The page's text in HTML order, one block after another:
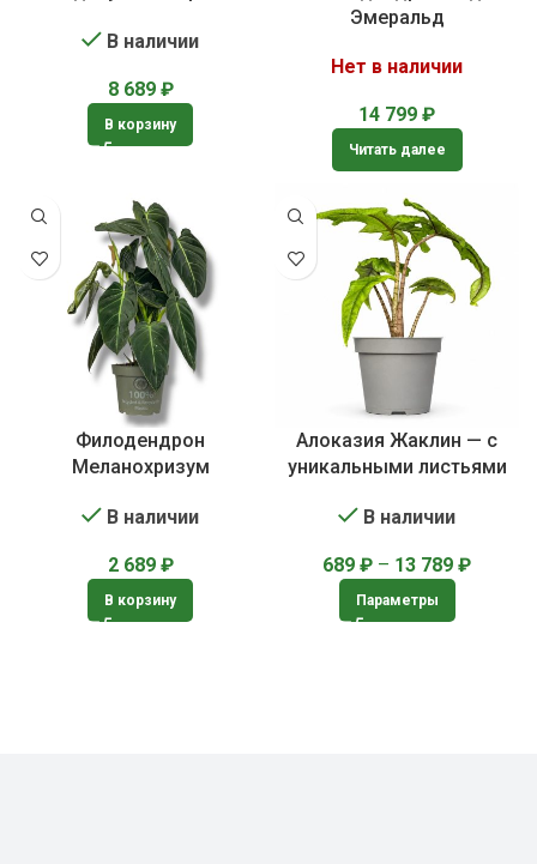
В наличии
8 689 ₽
В корзину
Эмеральд
Нет в наличии
14 799 ₽
Читать далее
Филодендрон
Меланохризум
В наличии
2 689 ₽
В корзину
Алоказия Жаклин — с
уникальными листьями
В наличии
689 ₽ – 13 789 ₽
Параметры